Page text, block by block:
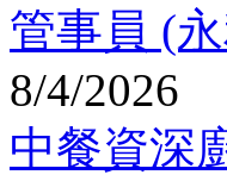
管事員 (
8/4/2026
中餐資深